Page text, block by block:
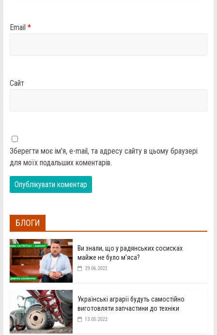
Email *
Сайт
Зберегти моє ім'я, e-mail, та адресу сайту в цьому браузері
для моїх подальших коментарів.
БЛОГИ
Ви знали, що у радянських сосисках
майже не було м’яса?
29.06.2022
Українські аграрії будуть самостійно
виготовляти запчастини до техніки
13.05.2022